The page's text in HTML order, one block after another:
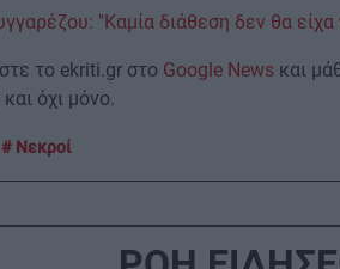
"Καμία διάθεση δεν θα
το ekriti.gr στο Google News και
όχι μόνο.
Νεκροί